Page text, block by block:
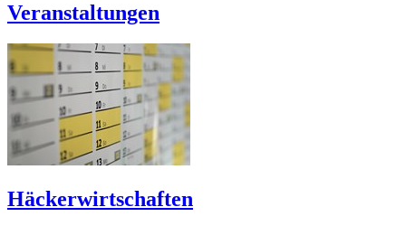
Veranstaltungen
Häckerwirtschaften